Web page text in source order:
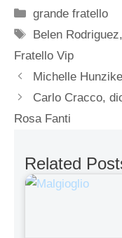
Categorie
grande fratello
Tag
Belen Rodriguez,
Fratello Vip
Michelle
Carlo Cracco,
Rosa Fanti
Related